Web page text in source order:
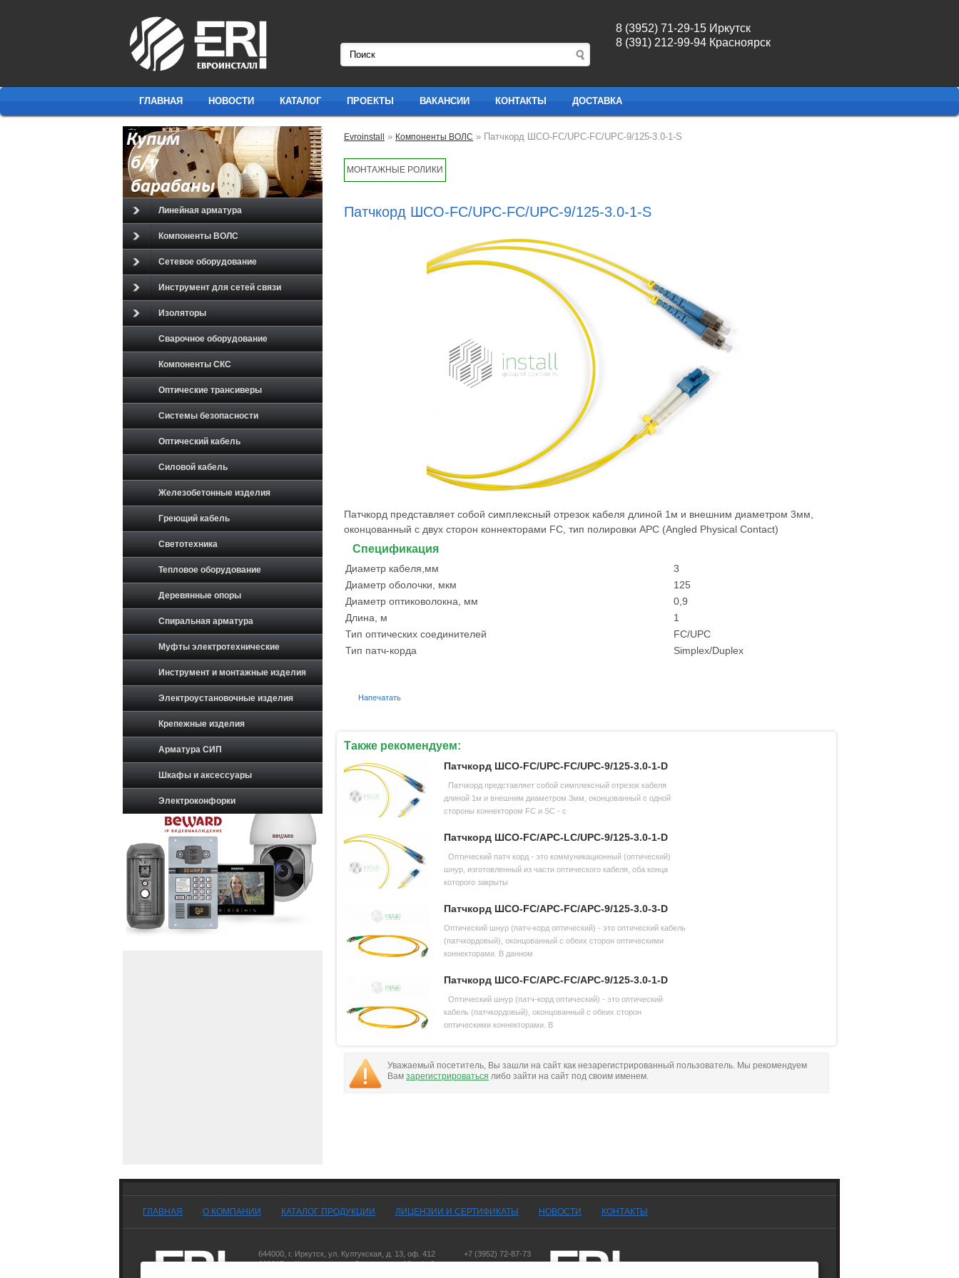
8 (3952) 71-29-15 Иркутск
8 (391) 212-99-94 Красноярск
ГЛАВНАЯ НОВОСТИ КАТАЛОГ ПРОЕКТЫ ВАКАНСИИ КОНТАКТЫ ДОСТАВКА
Evroinstall » Компоненты ВОЛС » Патчкорд ШСО-FC/UPC-FC/UPC-9/125-3.0-1-S
МОНТАЖНЫЕ РОЛИКИ
Патчкорд ШСО-FC/UPC-FC/UPC-9/125-3.0-1-S
Патчкорд представляет собой симплексный отрезок кабеля длиной 1м и внешним диаметром 3мм,
оконцованный с двух сторон коннекторами FC, тип полировки APC (Angled Physical Contact)
Спецификация
Диаметр кабеля,мм
3
Диаметр оболочки, мкм
125
Диаметр оптиковолокна, мм
0,9
Длина, м
1
Тип оптических соединителей
FC/UPC
Тип патч-корда
Simplex/Duplex
Напечатать
Также рекомендуем:
Патчкорд ШСО-FC/UPC-FC/UPC-9/125-3.0-1-D
Патчкорд представляет собой симплексный отрезок кабеля
длиной 1м и внешним диаметром 3мм, оконцованный с одной
стороны коннектором FC и SC - с
Патчкорд ШСО-FC/APC-LC/UPC-9/125-3.0-1-D
Оптический патч корд - это коммуникационный (оптический)
шнур, изготовленный из части оптического кабеля, оба конца
которого закрыты
Патчкорд ШСО-FC/APC-FC/APC-9/125-3.0-3-D
Оптический шнур (патч-корд оптический) - это оптический кабель
(патчкордовый), оконцованный с обеих сторон оптическими
коннекторами. В данном
Патчкорд ШСО-FC/APC-FC/APC-9/125-3.0-1-D
Оптический шнур (патч-корд оптический) - это оптический
кабель (патчкордовый), оконцованный с обеих сторон
оптическими коннекторами. В
Уважаемый посетитель, Вы зашли на сайт как незарегистрированный пользователь. Мы рекомендуем
Вам зарегистрироваться либо зайти на сайт под своим именем.
Линейная арматура
Компоненты ВОЛС
Сетевое оборудование
Инструмент для сетей связи
Изоляторы
Сварочное оборудование
Компоненты СКС
Оптические трансиверы
Системы безопасности
Оптический кабель
Силовой кабель
Железобетонные изделия
Греющий кабель
Светотехника
Тепловое оборудование
Деревянные опоры
Спиральная арматура
Муфты электротехнические
Инструмент и монтажные изделия
Электроустановочные изделия
Крепежные изделия
Арматура СИП
Шкафы и аксессуары
Электроконфорки
ГЛАВНАЯ О КОМПАНИИ КАТАЛОГ ПРОДУКЦИИ ЛИЦЕНЗИИ И СЕРТИФИКАТЫ НОВОСТИ КОНТАКТЫ
644000 г. Иркутск ул. Култукская, д. 13 , оф. 412
660017,г. Красноярск,ул. Дорожная, д. 16, оф. 6
+7 (3952) 72-87-73